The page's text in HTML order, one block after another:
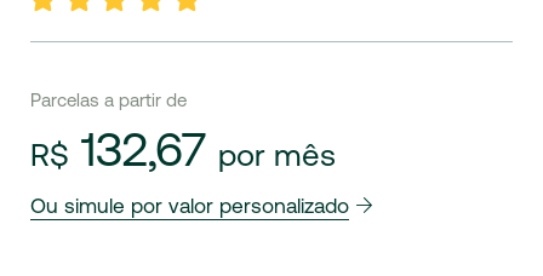
Parcelas a partir de
R$ 132,67 por mês
Ou simule por valor personalizado